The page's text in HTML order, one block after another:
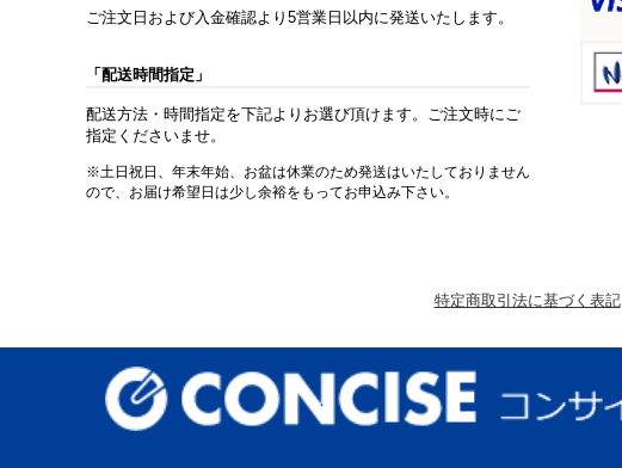
ご注文日および入金確認より5営業日以内に発送いたします。
「配送時間指定」
配送方法・時間指定を下記よりお選び頂けます。ご注文時にご
指定くださいませ。
※土日祝日、年末年始、お盆は休業のため発送はいたしておりません
ので、お届け希望日は少し余裕をもってお申込み下さい。
特定商取引法に基づく表記